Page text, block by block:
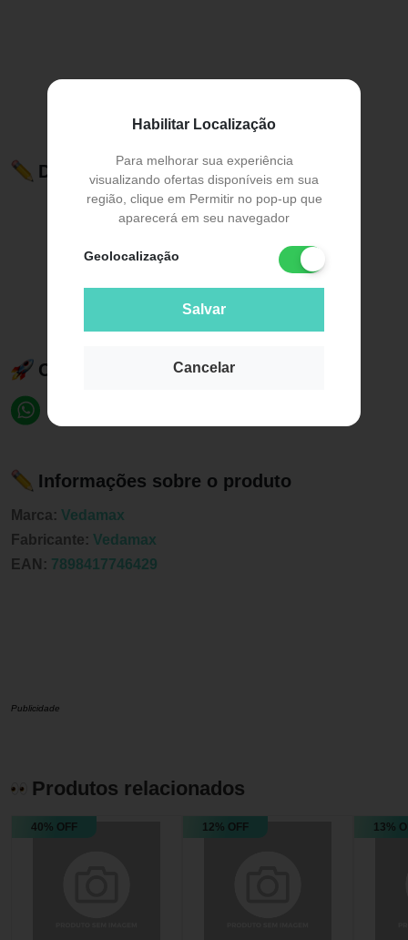
Habilitar Localização
Para melhorar sua experiência
visualizando ofertas disponíveis em sua
região, clique em Permitir no pop-up que
aparecerá em seu navegador
Geolocalização
Salvar
Cancelar
Descrição do Produto
Compartilhe esse produto:
Informações sobre o produto
Marca: Vedamax
Fabricante: Vedamax
EAN: 7898417746429
Publicidade
Produtos relacionados
40% OFF 12% OFF 13%